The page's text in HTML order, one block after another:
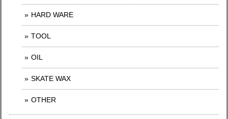
HARD WARE
TOOL
OIL
SKATE WAX
OTHER